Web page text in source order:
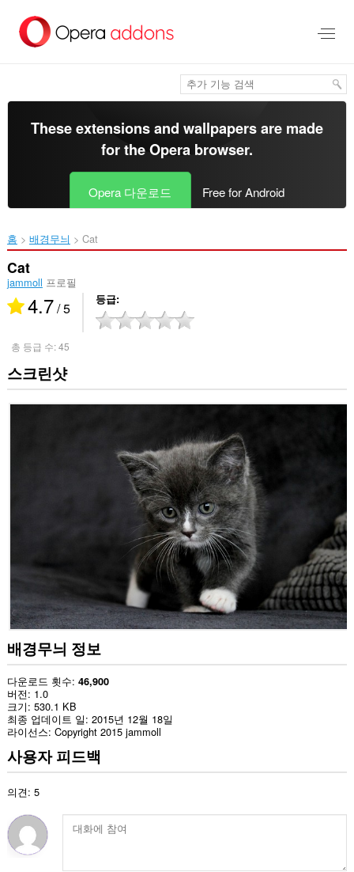
건
These extensions and wallpapers are made
for theOpera browser.
Opera 다운로드 Free for Android
홈 배경무늬 Cat‎
Cat
jammoll 프로필
4.7/ 5 등급
총 등급 수:45
스크린샷
배경무늬 정보
다운로드 횟수 46,900
버전 1.0
크기 530.1 KB
최종 업데이트 일 2015년 12월 18일
라이선스 Copyright 2015 jammoll
사용자 피드백
의견: 5